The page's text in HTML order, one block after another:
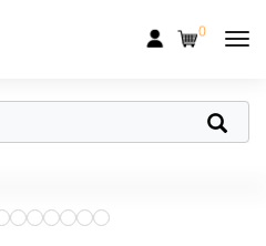
0
Ne propusti
Prood 04.08.–31.08. očekuju te
super pokloni!